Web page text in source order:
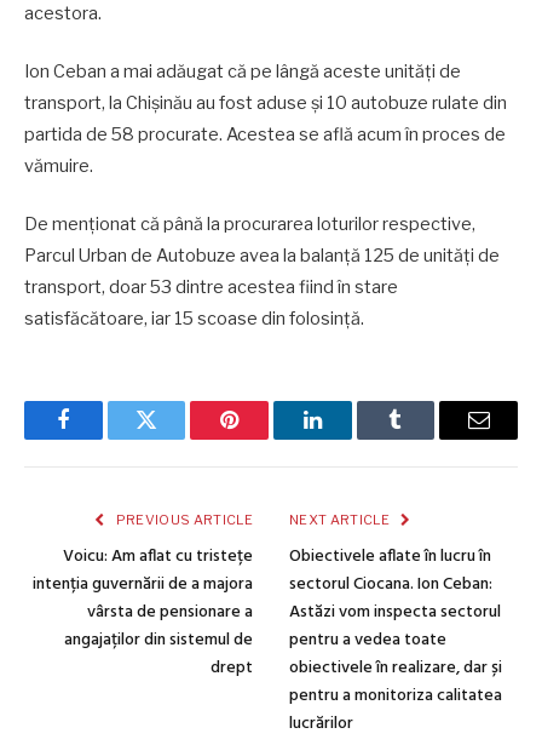
acestora.
Ion Ceban a mai adăugat că pe lângă aceste unităţi de
transport, la Chişinău au fost aduse și 10 autobuze rulate din
partida de 58 procurate. Acestea se află acum în proces de
vămuire.
De menționat că până la procurarea loturilor respective,
Parcul Urban de Autobuze avea la balanță 125 de unități de
transport, doar 53 dintre acestea fiind în stare
satisfăcătoare, iar 15 scoase din folosință.
FacebookTwitter Pinterest LinkedInTumblr Email
PREVIOUS ARTICLE
Voicu: Am aflat cu tristețe
intenția guvernării de a majora
vârsta de pensionare a
angajaților din sistemul de
drept
NEXT ARTICLE
Obiectivele aflate în lucru în
sectorul Ciocana. Ion Ceban:
Astăzi vom inspecta sectorul
pentru a vedea toate
obiectivele în realizare, dar și
pentru a monitoriza calitatea
lucrărilor